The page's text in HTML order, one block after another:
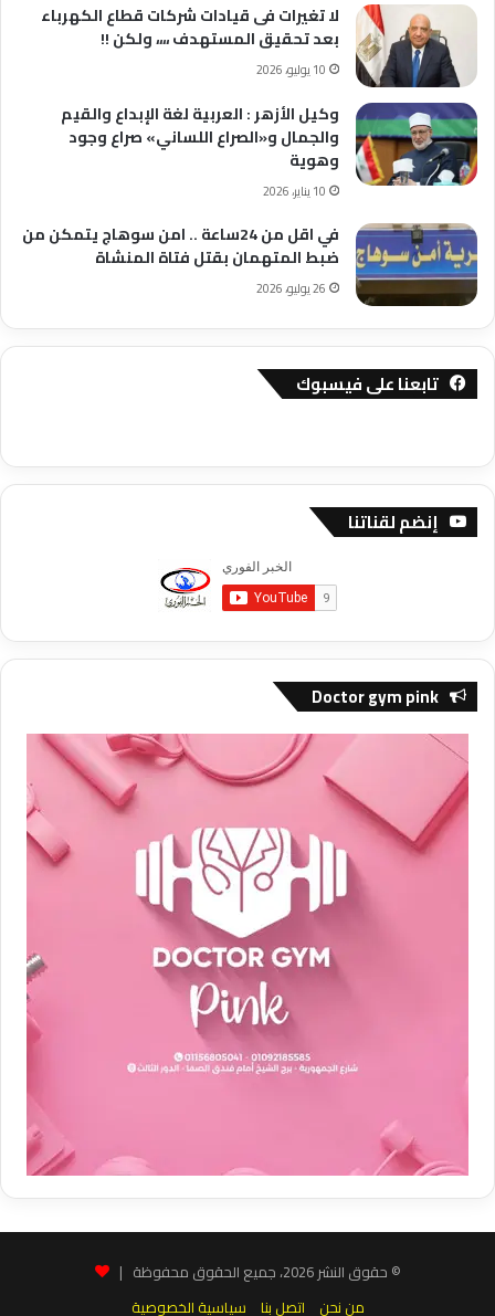
لا تغيرات فى قيادات شركات قطاع الكهرباء
بعد تحقيق المستهدف ،،،، ولكن !!
10 يوليو، 2026
وكيل الأزهر : العربية لغة الإبداع والقيم
والجمال و«الصراع اللساني» صراع وجود
وهوية
10 يناير، 2026
في اقل من 24ساعة .. امن سوهاج يتمكن من
ضبط المتهمان بقتل فتاة المنشاة
26 يوليو، 2026
تابعنا على فيسبوك
إنضم لقناتنا
Doctor gym pink
© حقوق النشر 2026، جميع الحقوق محفوظة |
من نحن
اتصل بنا سياسية الخصوصية